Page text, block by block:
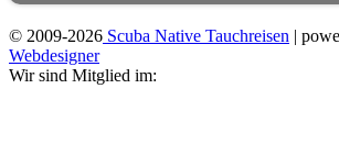
© 2009-2026 Scuba Native Tauchreisen |
Webdesigner
Wir sind Mitglied im: